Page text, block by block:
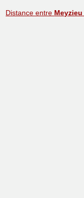
Distance entre Meyzieu